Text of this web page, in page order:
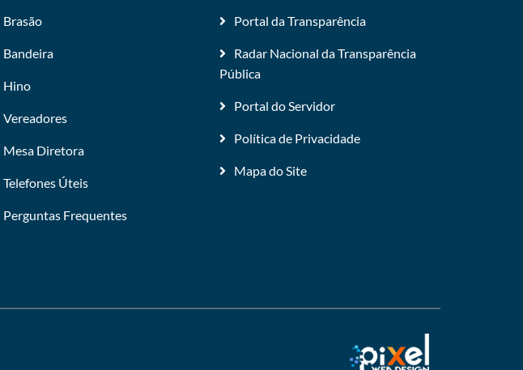
Brasão
Bandeira
Hino
Vereadores
Mesa Diretora
Telefones Úteis
Perguntas Frequentes
Portal da Transparência
Radar Nacional da Transparência
Pública
Portal do Servidor
Política de Privacidade
Mapa do Site